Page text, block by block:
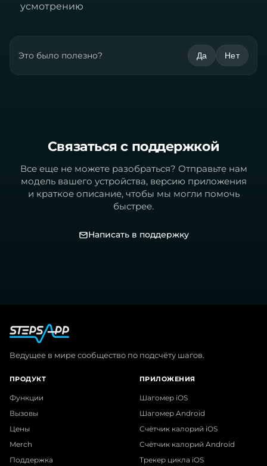
усмотрению
Это было полезно? Да Нет
Связаться с поддержкой
Все еще не можете разобраться? Отправьте нам
модель вашего устройства, версию приложения
и краткое описание, чтобы мы могли помочь
быстрее.
Написать в поддержку
Ведущее в мире сообщество по подсчёту шагов.
ПРОДУКТ
Функции
Вызовы
Цены
Merch
Поддержка
ПРИЛОЖЕНИЯ
Шагомер iOS
Шагомер Android
Счётчик калорий iOS
Счётчик калорий Android
Трекер цикла iOS